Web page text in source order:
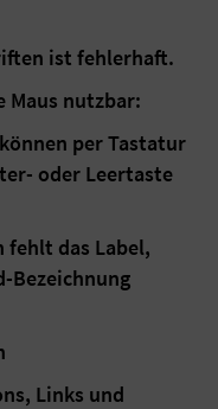
ist fehlerhaft.
Maus nutzbar:
per Tastatur
oder Leertaste
fehlt das Label,
Bezeichnung
Links und